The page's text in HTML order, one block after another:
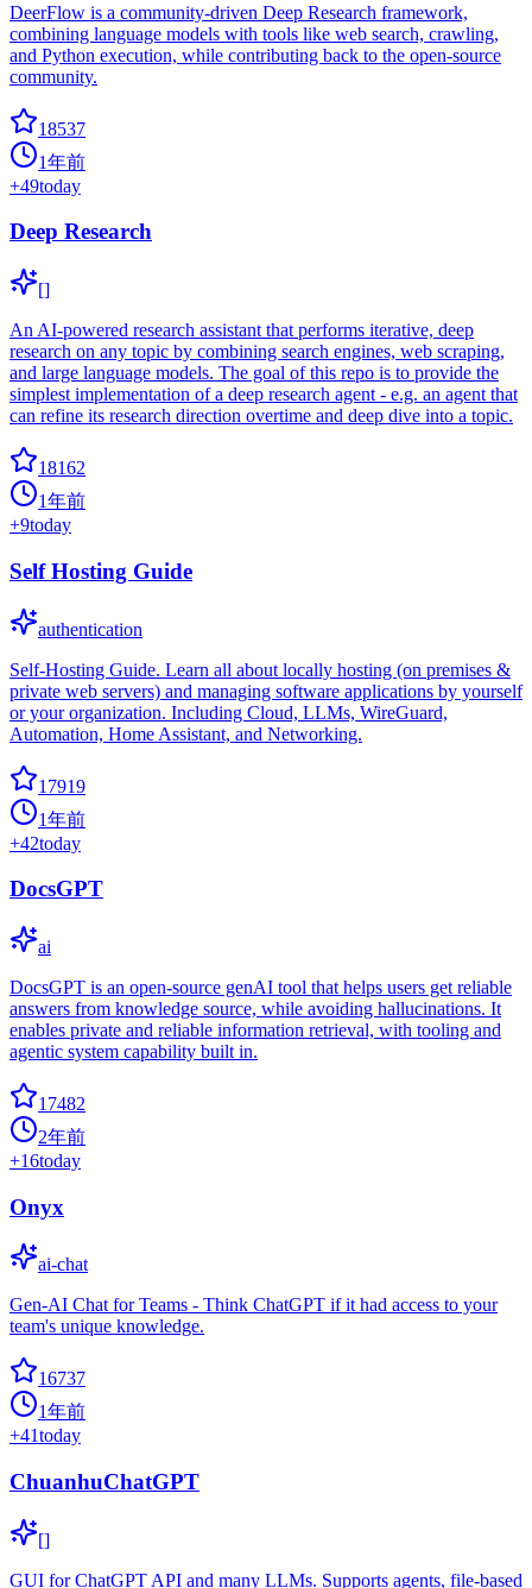
DeerFlow is a community-driven Deep Research framework,
combining language models with tools like web search, crawling,
and Python execution, while contributing back to the open-source
community.
18537
1年前
+49today
Deep Research
[]
An AI-powered research assistant that performs iterative, deep
research on any topic by combining search engines, web scraping,
and large language models. The goal of this repo is to provide the
simplest implementation of a deep research agent - e.g. an agent that
can refine its research direction overtime and deep dive into a topic.
18162
1年前
+9today
Self Hosting Guide
authentication
Self-Hosting Guide. Learn all about locally hosting (on premises &
private web servers) and managing software applications by yourself
or your organization. Including Cloud, LLMs, WireGuard,
Automation, Home Assistant, and Networking.
17919
1年前
+42today
DocsGPT
ai
DocsGPT is an open-source genAI tool that helps users get reliable
answers from knowledge source, while avoiding hallucinations. It
enables private and reliable information retrieval, with tooling and
agentic system capability built in.
17482
2年前
+16today
Onyx
ai-chat
Gen-AI Chat for Teams - Think ChatGPT if it had access to your
team's unique knowledge.
16737
1年前
+41today
ChuanhuChatGPT
[]
GUI for ChatGPT API and many LLMs. Supports agents, file-based